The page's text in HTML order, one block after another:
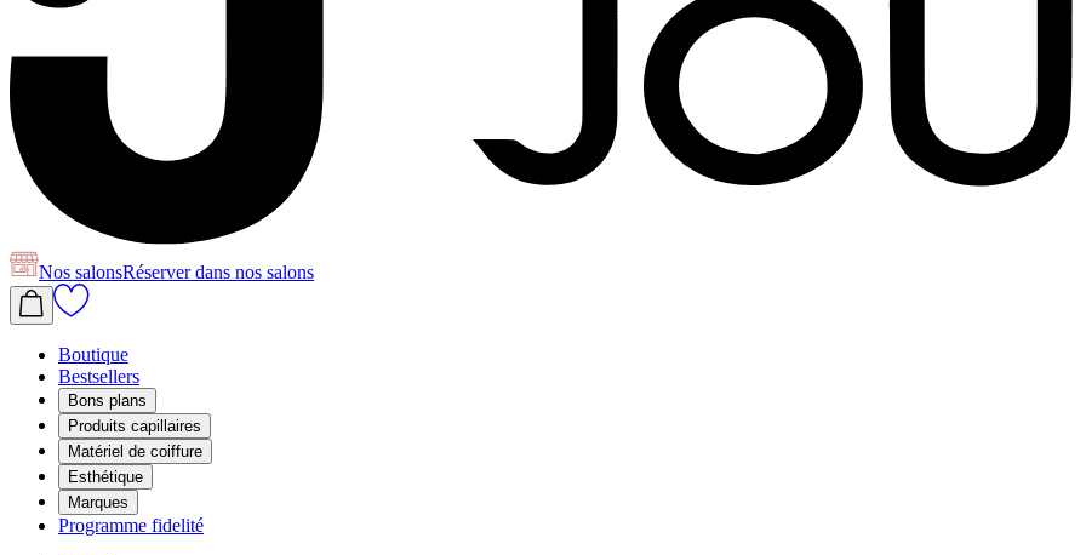
Nos salonsRéserverdans nos salons
Boutique
Bestsellers
Bons plans
Produits capillaires
Matériel de coiffure
Esthétique
Marques
Programme fidelité